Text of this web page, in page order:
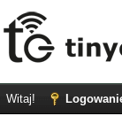
Witaj!